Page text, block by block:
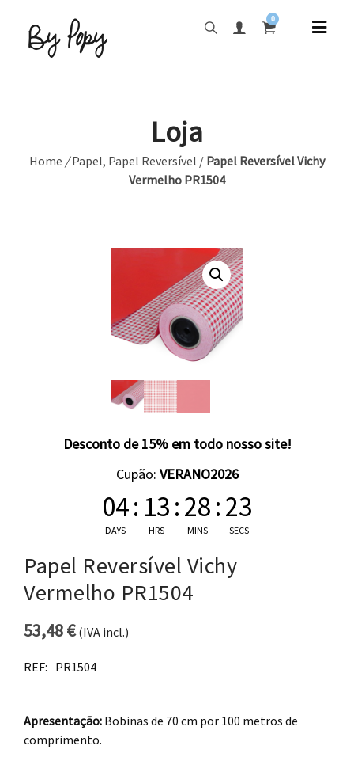
0
Loja
Home /Papel, Papel Reversível / Papel Reversível Vichy
Vermelho PR1504
Desconto de 15% em todo nosso site!
Cupão: VERANO2026
04
DAYS
: 13
HRS
:28
MINS
:22
SECS
Papel Reversível Vichy
Vermelho PR1504
53,48€(IVA incl.)
REF: PR1504
Apresentação: Bobinas de 70 cm por 100 metros de
comprimento.